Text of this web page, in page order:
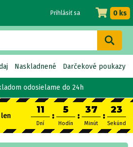
odosielame do 24h
Prihlásiť sa 0 ks
Naskladnené Darčekové poukazy
11
Dní
:
5
Hodín
:
37
Minút
:
23
Sekúnd